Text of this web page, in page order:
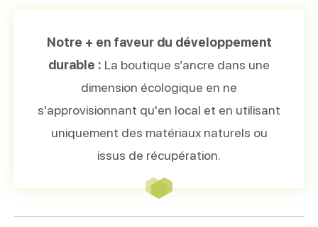
Notre + en faveur du développement
durable : La boutique s’ancre dans une
dimension écologique en ne
s'approvisionnant qu'en local et en utilisant
uniquement des matériaux naturels ou
issus de récupération.